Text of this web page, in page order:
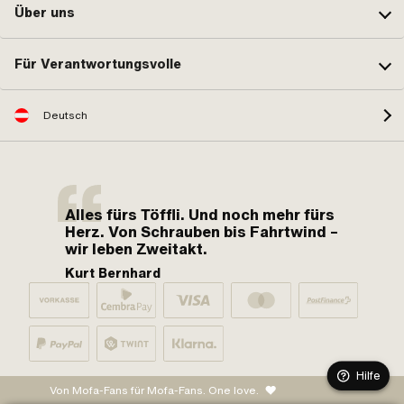
Über uns
Für Verantwortungsvolle
Deutsch
Alles fürs Töffli. Und noch mehr fürs
Herz. Von Schrauben bis Fahrtwind –
wir leben Zweitakt.
Kurt Bernhard
Von Mofa-Fans für Mofa-Fans. One love.
Hilfe